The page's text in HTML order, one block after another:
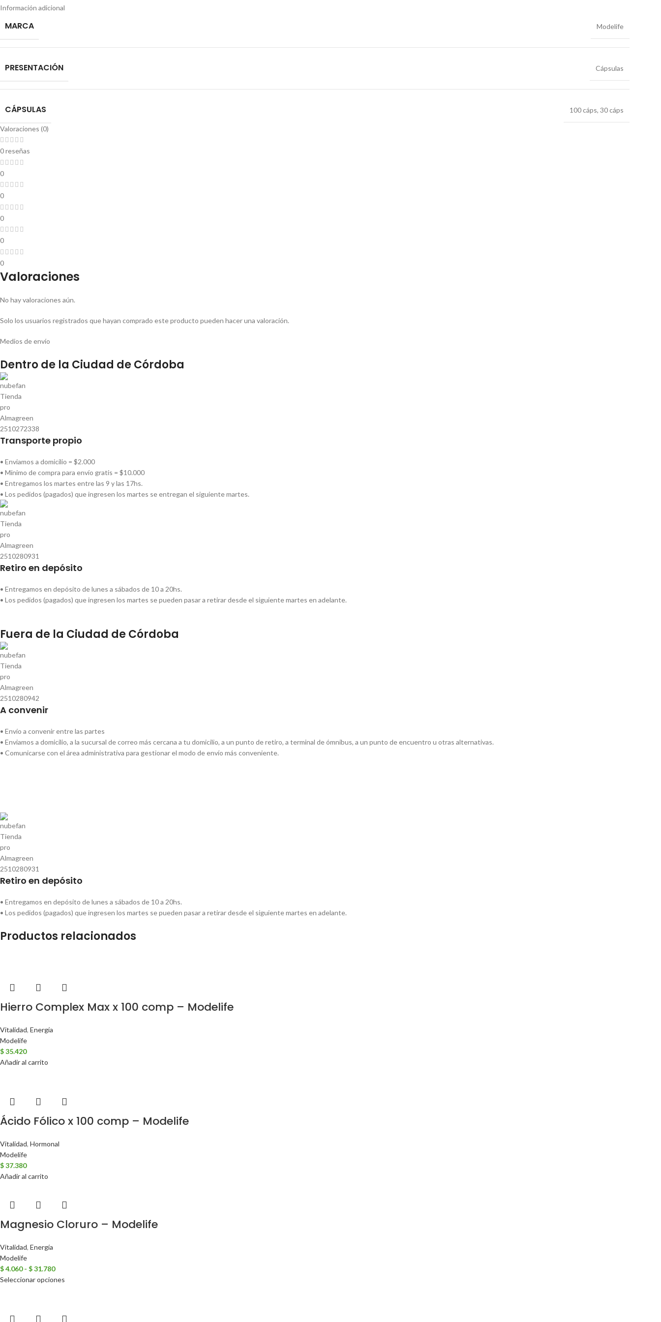
Información adicional
MARCA Modelife
PRESENTACIÓN Cápsulas
CÁPSULAS 100 cáps, 30 cáps
Valoraciones (0)
0 reseñas
0
0
0
0
0
Valoraciones
No hay valoraciones aún.
Solo los usuarios registrados que hayan comprado este producto pueden hacer una valoración.
Medios de envío
Dentro de la Ciudad de Córdoba
Transporte propio
• Enviamos a domicilio = $2.000
• Mínimo de compra para envío gratis = $10.000
• Entregamos los martes entre las 9 y las 17hs.
• Los pedidos (pagados) que ingresen los martes se entregan el siguiente martes.
Retiro en depósito
• Entregamos en depósito de lunes a sábados de 10 a 20hs.
• Los pedidos (pagados) que ingresen los martes se pueden pasar a retirar desde el siguiente martes en adelante.
Fuera de la Ciudad de Córdoba
A convenir
• Envío a convenir entre las partes
• Enviamos a domicilio, a la sucursal de correo más cercana a tu domicilio, a un punto de retiro, a terminal de ómnibus, a un punto de encuentro u otras alternativas.
• Comunicarse con el área administrativa para gestionar el modo de envío más conveniente.
Retiro en depósito
• Entregamos en depósito de lunes a sábados de 10 a 20hs.
• Los pedidos (pagados) que ingresen los martes se pueden pasar a retirar desde el siguiente martes en adelante.
Productos relacionados
Hierro Complex Max x 100 comp – Modelife
Vitalidad, Energía
Modelife
$35.420
Añadir al carrito
Ácido Fólico x 100 comp – Modelife
Vitalidad, Hormonal
Modelife
$37.380
Añadir al carrito
Magnesio Cloruro – Modelife
Vitalidad, Energía
Modelife
$4.060 - $31.780
Seleccionar opciones